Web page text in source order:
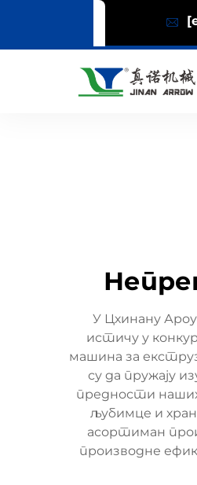
У Цхинану
истичу у
машина за
су да пружају
предности
љубимце и
асортиман
производне